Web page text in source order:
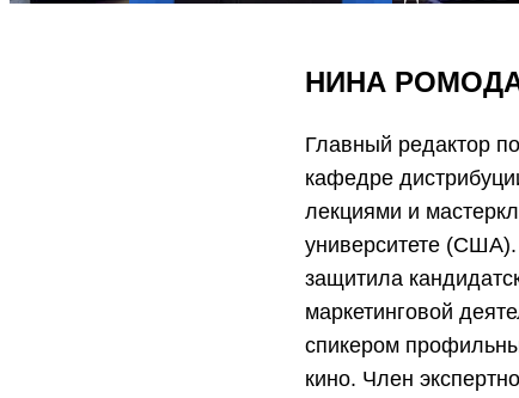
НИНА
Главный редактор
кафедре
лекциями и
университете (США).
защитила
маркетинговой
спикером
кино. Член